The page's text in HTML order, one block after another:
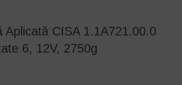
Aplicată CISA 1.1A721.00.0
6, 12V, 2750g